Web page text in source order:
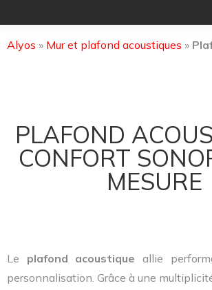
Alyos » Mur et plafond acoustiques »
PLAFOND
CONFORT
MESURE
Le plafond acoustique allie
personnalisation. Grâce à une